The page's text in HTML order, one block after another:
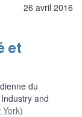
26 avril 2016
et
du
and
York)